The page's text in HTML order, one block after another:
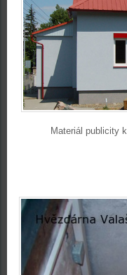
Materiál publicity